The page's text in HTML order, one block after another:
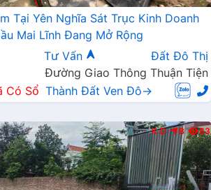
Tại Yên Nghĩa Sát Trục Kinh Doanh
Mai Lĩnh Đang Mở Rộng
Tư Vấn
Đất Đô Thị
Đường Giao Thông Thuận Tiện
Có Sổ Thành Đất Ven Đô→
K.D B 83